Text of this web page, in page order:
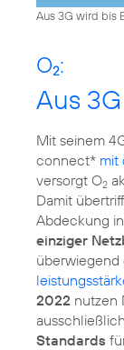
Aus 3G wird bis
O2:
Aus
Mit seinem
connect* mit
versorgt O2
Damit
Abdeckung
einziger
überwiegend
2022 nutzen
Standards